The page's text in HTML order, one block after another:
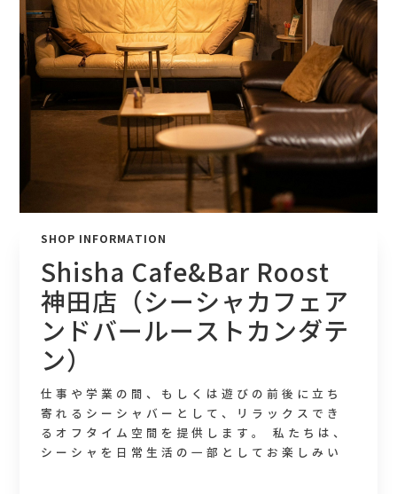
SHOP INFORMATION
Shisha Cafe&Bar Roost
神田店（シーシャカフェア
ンドバールーストカンダテ
ン）
仕事や学業の間、もしくは遊びの前後に立ち
寄れるシーシャバーとして、リラックスでき
るオフタイム空間を提供します。 私たちは、
シーシャを日常生活の一部としてお楽しみい